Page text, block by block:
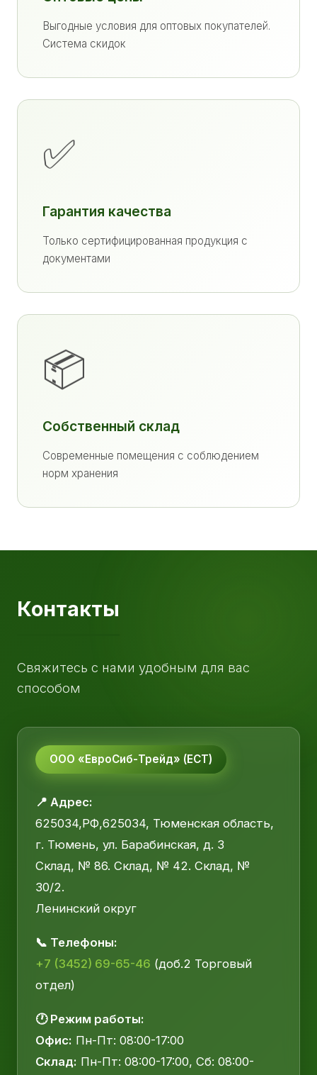
Выгодные условия для оптовых покупателей.
Система скидок
✅
Гарантия качества
Только сертифицированная продукция с
документами
📦
Собственный склад
Современные помещения с соблюдением
норм хранения
Контакты
Свяжитесь с нами удобным для вас
способом
ООО «ЕвроСиб-Трейд» (ЕСТ)
📍 Адрес:
625034,РФ,625034, Тюменская область,
г. Тюмень, ул. Барабинская, д. 3
Склад, № 86. Склад, № 42. Склад, №
30/2.
Ленинский округ
📞 Телефоны:
+7 (3452) 69-65-46 (доб.2 Торговый
отдел)
🕐 Режим работы:
Офис: Пн-Пт: 08:00-17:00
Склад: Пн-Пт: 08:00-17:00, Сб: 08:00-